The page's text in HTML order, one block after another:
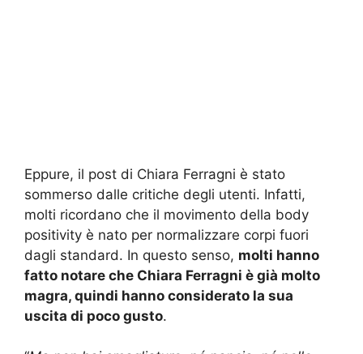
Eppure, il post di Chiara Ferragni è stato
sommerso dalle critiche degli utenti. Infatti,
molti ricordano che il movimento della body
positivity è nato per normalizzare corpi fuori
dagli standard. In questo senso, molti hanno
fatto notare che Chiara Ferragni è già molto
magra, quindi hanno considerato la sua
uscita di poco gusto.